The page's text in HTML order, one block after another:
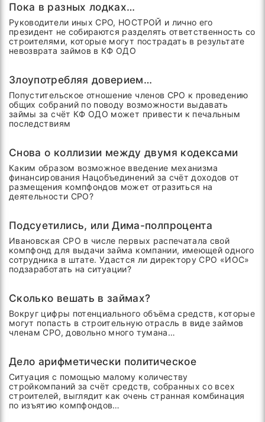
Пока в разных лодках…
Руководители иных СРО, НОСТРОЙ и лично его
президент не собираются разделять ответственность со
строителями, которые могут пострадать в результате
невозврата займов в КФ ОДО
Злоупотребляя доверием…
Попустительское отношение членов СРО к проведению
общих собраний по поводу возможности выдавать
займы за счёт КФ ОДО может привести к печальным
последствиям
Снова о коллизии между двумя кодексами
Каким образом возможное введение механизма
финансирования Нацобъединений за счёт доходов от
размещения компфондов может отразиться на
деятельности СРО?
Подсуетились, или Дима-полпроцента
Ивановская СРО в числе первых распечатала свой
компфонд для выдачи займа компании, имеющей одного
сотрудника в штате. Удастся ли директору СРО «ИОС»
подзаработать на ситуации?
Сколько вешать в займах?
Вокруг цифры потенциального объёма средств, которые
могут попасть в строительную отрасль в виде займов
членам СРО, довольно много тумана…
Дело арифметически политическое
Ситуация с помощью малому количеству
стройкомпаний за счёт средств, собранных со всех
строителей, выглядит как очень странная комбинация
по изъятию компфондов…